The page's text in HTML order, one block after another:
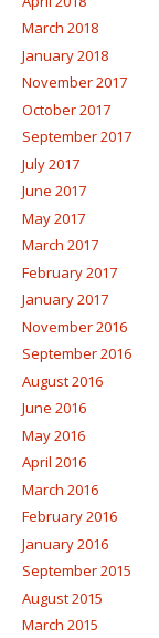
March 2018
January 2018
November 2017
October 2017
September 2017
July 2017
June 2017
May 2017
March 2017
February 2017
January 2017
November 2016
September 2016
August 2016
June 2016
May 2016
April 2016
March 2016
February 2016
January 2016
September 2015
August 2015
March 2015